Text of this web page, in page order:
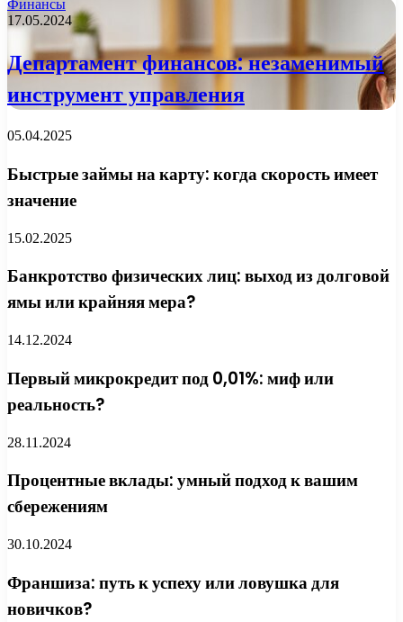
Финансы
17.05.2024
Департамент финансов: незаменимый
инструмент управления
05.04.2025
Быстрые займы на карту: когда скорость имеет
значение
15.02.2025
Банкротство физических лиц: выход из долговой
ямы или крайняя мера?
14.12.2024
Первый микрокредит под 0,01%: миф или
реальность?
28.11.2024
Процентные вклады: умный подход к вашим
сбережениям
30.10.2024
Франшиза: путь к успеху или ловушка для
новичков?